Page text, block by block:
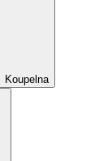
Koupelna